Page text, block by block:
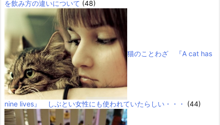
を飲み方の違いについて (48)
猫のことわざ 『A cat has
nine lives』 しぶとい女性にも使われていたらしい・・・ (44)